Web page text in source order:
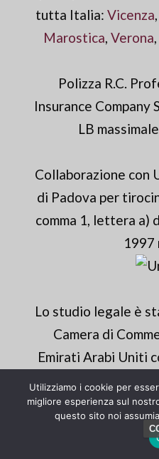
tutta Italia: Vicenza,
Marostica, Verona,
Polizza R.C.
Insurance Company
LB
Collaborazione con
di Padova per
comma 1, lettera a)
1997
Lo studio legale è
Camera di
Emirati Arabi Uniti
Advisor per
Website
Utilizziamo i cookie per
migliore esperienza sul
questo sito noi